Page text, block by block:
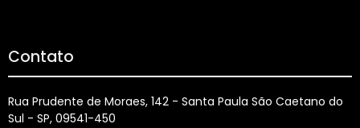
Contato
Rua Prudente de Moraes, 142 - Santa Paula São Caetano do
Sul - SP, 09541-450